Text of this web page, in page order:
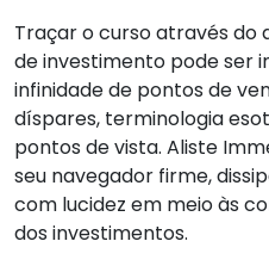
Traçar o curso através do
de investimento pode ser
infinidade de pontos de
díspares, terminologia
pontos de vista. Aliste
seu navegador firme,
com lucidez em meio às
dos investimentos.